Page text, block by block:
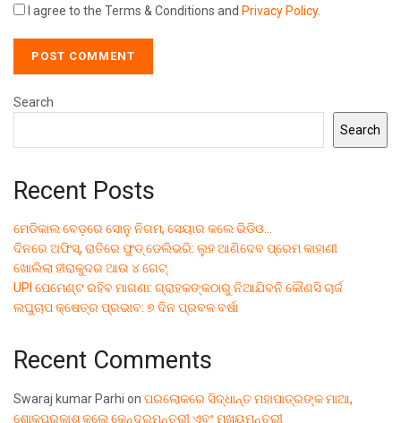
I agree to the Terms & Conditions and Privacy Policy.
Search
Search
Recent Posts
ମେଡିକାଲ ବେଡ଼ରେ ସୋନୁ ନିଗମ, ସେୟାର କଲେ ଭିଡିଓ…
ଦିନରେ ଅଫିସ୍, ରାତିରେ ଫୁଡ୍ ଡେଲିଭରି: ଲୁହ ଆଣିଦେବ ପ୍ରେମ କାହାଣୀ
ଖୋଲିଲା ହୀରାକୁଦର ଆଉ ୪ ଗେଟ୍
UPI ପେମେଣ୍ଟ ରହିବ ମାଗଣା: ଗ୍ରାହକଙ୍କଠାରୁ ନିଆଯିବନି କୌଣସି ଚାର୍ଜ
ଲଘୁଚାପ କ୍ଷେତ୍ର ପ୍ରଭାବ: ୭ ଦିନ ପ୍ରବଳ ବର୍ଷା
Recent Comments
Swaraj kumar Parhi on ପରଲୋକରେ ସିଦ୍ଧାନ୍ତ ମହାପାତ୍ରଙ୍କ ମାଆ,
ଶୋକପ୍ରକାଶ କଲେ କେନ୍ଦ୍ରମନ୍ତ୍ରୀ ଏବଂ ମୁଖ୍ୟମନ୍ତ୍ରୀ